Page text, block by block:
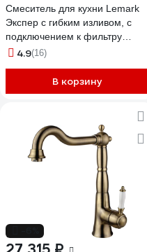
Смеситель для кухни Lemark
Экспер с гибким изливом, с
подключением к фильтру
питьевой воды, сталь/белый
4.9(16)
В корзину